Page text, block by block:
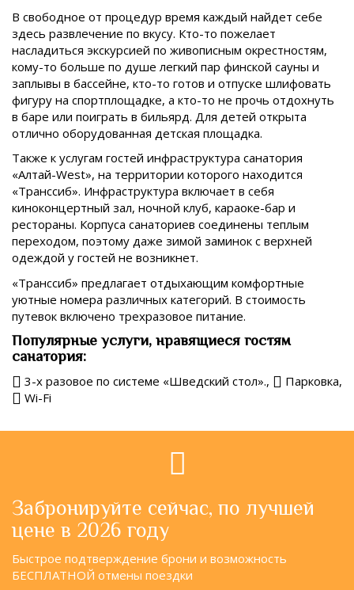
В свободное от процедур время каждый найдет себе
здесь развлечение по вкусу. Кто-то пожелает
насладиться экскурсией по живописным окрестностям,
кому-то больше по душе легкий пар финской сауны и
заплывы в бассейне, кто-то готов и отпуске шлифовать
фигуру на спортплощадке, а кто-то не прочь отдохнуть
в баре или поиграть в бильярд. Для детей открыта
отлично оборудованная детская площадка.
Также к услугам гостей инфраструктура санатория
«Алтай-West», на территории которого находится
«Транссиб». Инфраструктура включает в себя
киноконцертный зал, ночной клуб, караоке-бар и
рестораны. Корпуса санаториев соединены теплым
переходом, поэтому даже зимой заминок с верхней
одеждой у гостей не возникнет.
«Транссиб» предлагает отдыхающим комфортные
уютные номера различных категорий. В стоимость
путевок включено трехразовое питание.
Популярные услуги, нравящиеся гостям
санатория:
3-х разовое по системе «Шведский стол».,
Парковка,
Wi-Fi
Забронируйте сейчас, по лучшей
цене в 2026 году
Быстрое подтверждение брони и возможность
БЕСПЛАТНОЙ отмены поездки